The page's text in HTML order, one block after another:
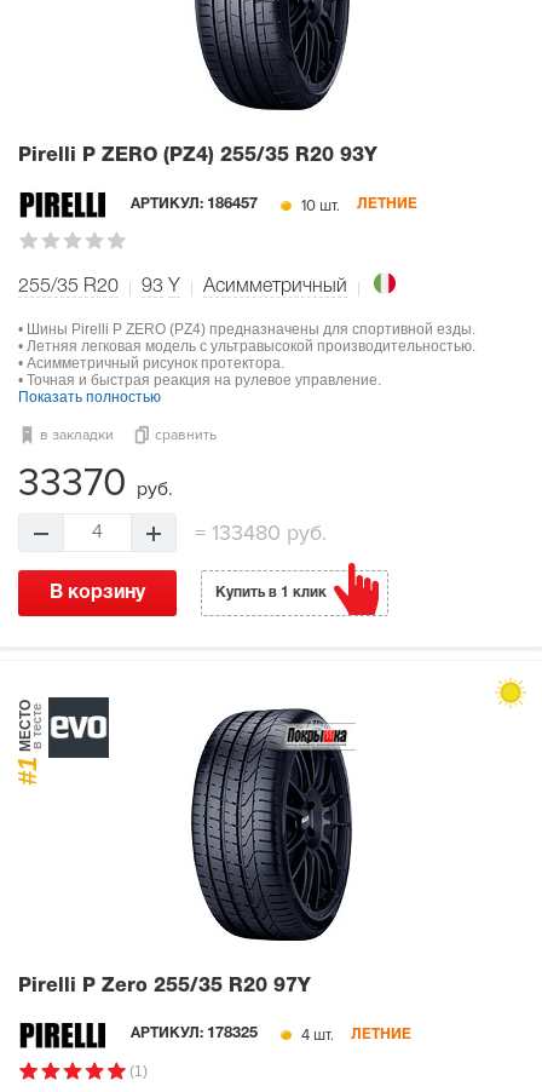
Pirelli P ZERO (PZ4) 255/35 R20 93Y
АРТИКУЛ: 186457 10 шт. ЛЕТНИЕ
255/35 R20 93 Y Асимметричный
• Шины Pirelli P ZERO (PZ4) предназначены для спортивной езды.
• Летняя легковая модель с ультравысокой производительностью.
• Асимметричный рисунок протектора.
• Точная и быстрая реакция на рулевое управление.
Показать полностью
в закладки сравнить
33370 руб.
4 = 133480 руб.
В корзину Купить в 1 клик
#1
МЕСТОв тесте
Pirelli P Zero 255/35 R20 97Y
АРТИКУЛ: 178325 4 шт. ЛЕТНИЕ
(1)